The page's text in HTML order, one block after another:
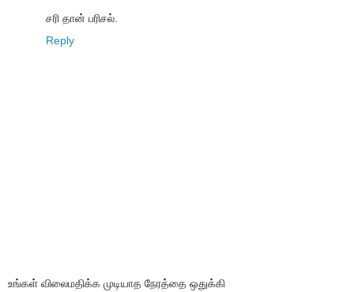
சரி தான் பரிசல்.
Reply
உங்கள் விலைமதிக்க முடியாத நேரத்தை ஒதுக்கி